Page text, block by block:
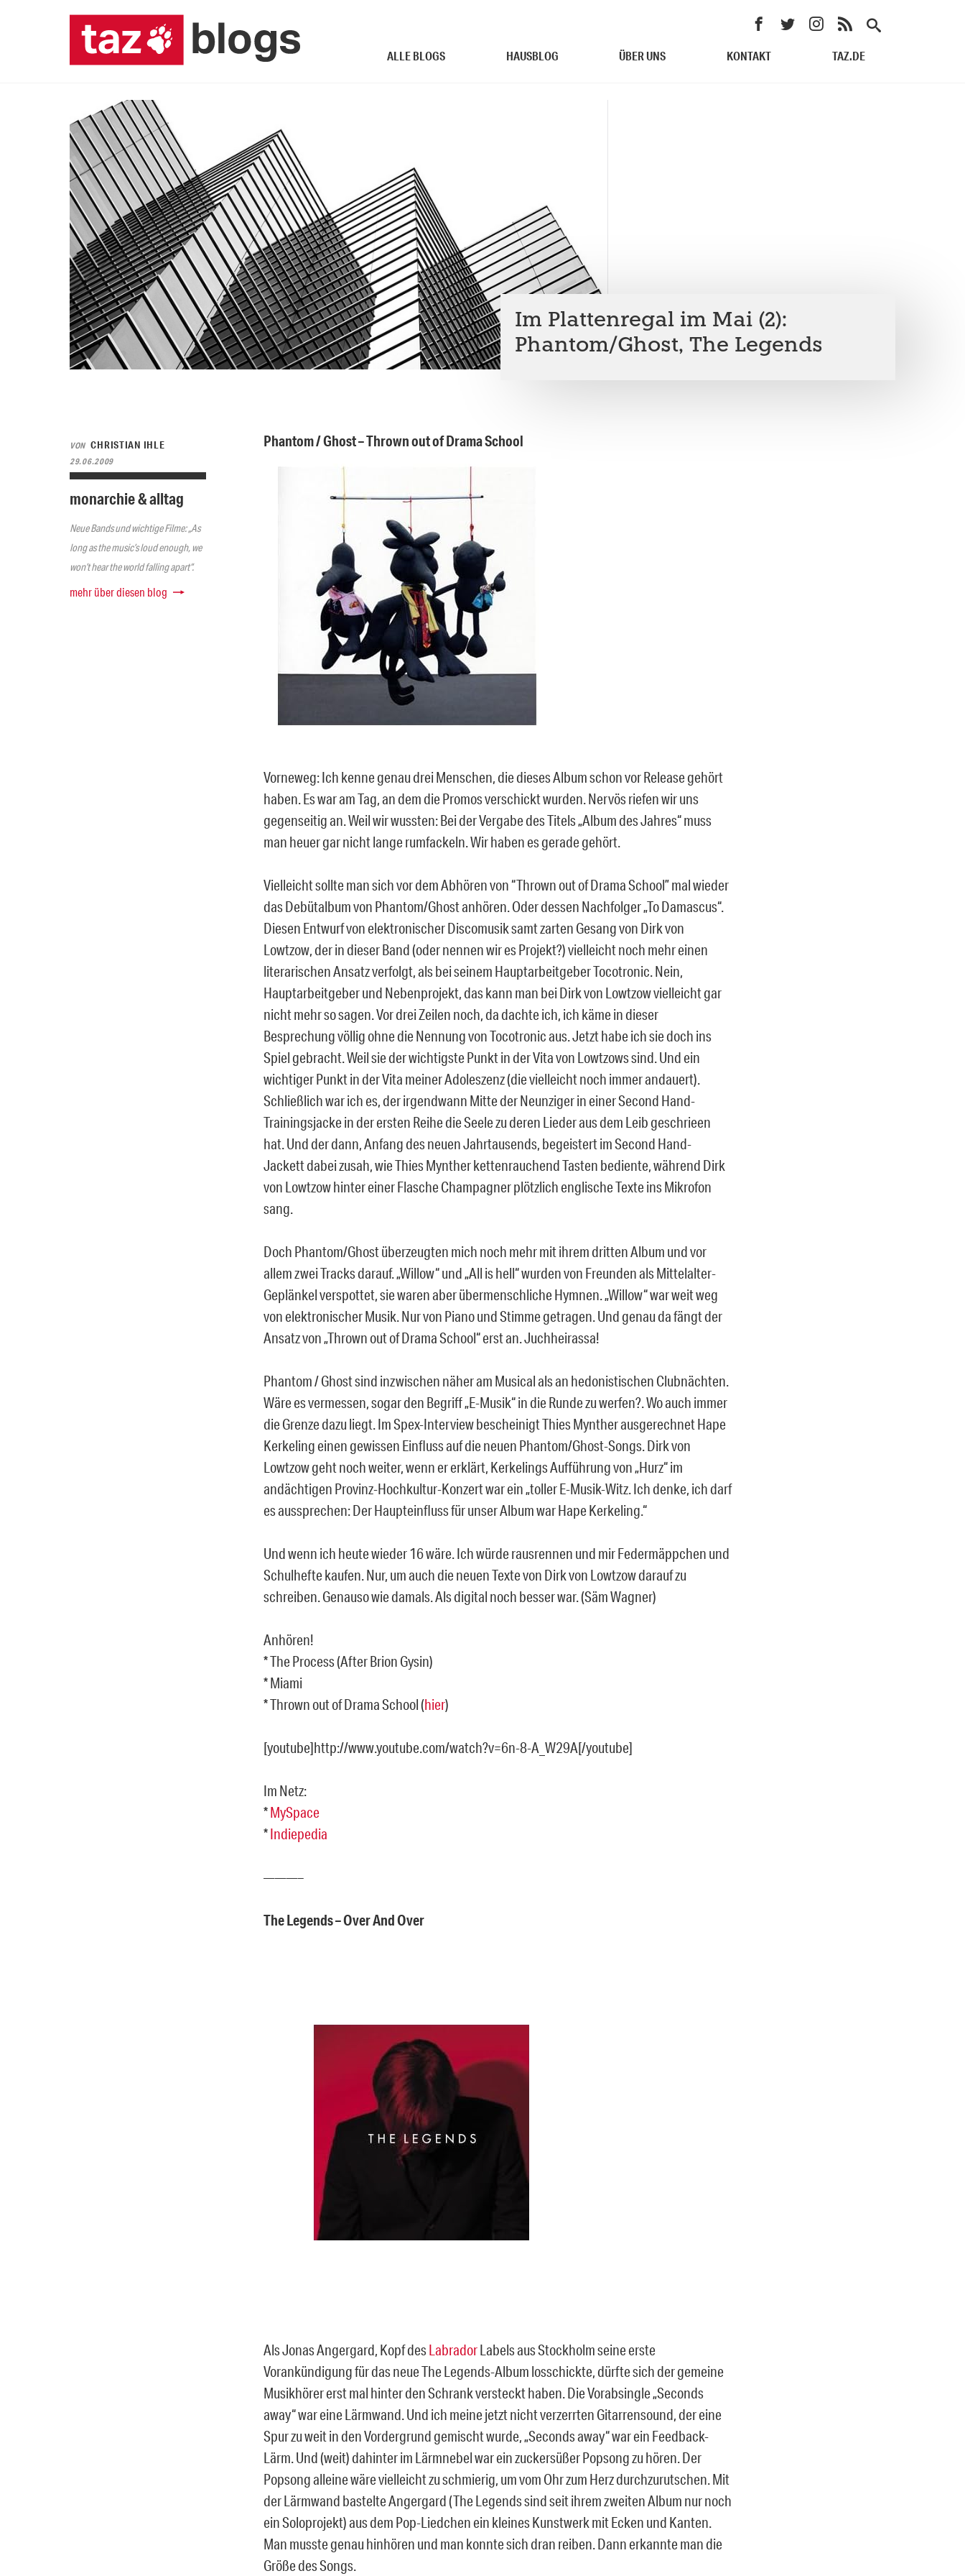
ALLE BLOGS HAUSBLOG ÜBER UNS KONTAKT TAZ.DE
Im Plattenregal im Mai (2):
Phantom/Ghost, The Legends
VON CHRISTIAN IHLE
29.06.2009
monarchie & alltag
Neue Bands und wichtige Filme: „As
long as the music’s loud enough, we
won’t hear the world falling apart“.
mehr über diesen blog
Phantom / Ghost – Thrown out of Drama School
Vorneweg: Ich kenne genau drei Menschen, die dieses Album schon vor Release gehört
haben. Es war am Tag, an dem die Promos verschickt wurden. Nervös riefen wir uns
gegenseitig an. Weil wir wussten: Bei der Vergabe des Titels „Album des Jahres“ muss
man heuer gar nicht lange rumfackeln. Wir haben es gerade gehört.
Vielleicht sollte man sich vor dem Abhören von “Thrown out of Drama School” mal wieder
das Debütalbum von Phantom/Ghost anhören. Oder dessen Nachfolger „To Damascus“.
Diesen Entwurf von elektronischer Discomusik samt zarten Gesang von Dirk von
Lowtzow, der in dieser Band (oder nennen wir es Projekt?) vielleicht noch mehr einen
literarischen Ansatz verfolgt, als bei seinem Hauptarbeitgeber Tocotronic. Nein,
Hauptarbeitgeber und Nebenprojekt, das kann man bei Dirk von Lowtzow vielleicht gar
nicht mehr so sagen. Vor drei Zeilen noch, da dachte ich, ich käme in dieser
Besprechung völlig ohne die Nennung von Tocotronic aus. Jetzt habe ich sie doch ins
Spiel gebracht. Weil sie der wichtigste Punkt in der Vita von Lowtzows sind. Und ein
wichtiger Punkt in der Vita meiner Adoleszenz (die vielleicht noch immer andauert).
Schließlich war ich es, der irgendwann Mitte der Neunziger in einer Second Hand-
Trainingsjacke in der ersten Reihe die Seele zu deren Lieder aus dem Leib geschrieen
hat. Und der dann, Anfang des neuen Jahrtausends, begeistert im Second Hand-
Jackett dabei zusah, wie Thies Mynther kettenrauchend Tasten bediente, während Dirk
von Lowtzow hinter einer Flasche Champagner plötzlich englische Texte ins Mikrofon
sang.
Doch Phantom/Ghost überzeugten mich noch mehr mit ihrem dritten Album und vor
allem zwei Tracks darauf. „Willow“ und „All is hell“ wurden von Freunden als Mittelalter-
Geplänkel verspottet, sie waren aber übermenschliche Hymnen. „Willow“ war weit weg
von elektronischer Musik. Nur von Piano und Stimme getragen. Und genau da fängt der
Ansatz von „Thrown out of Drama School“ erst an. Juchheirassa!
Phantom / Ghost sind inzwischen näher am Musical als an hedonistischen Clubnächten.
Wäre es vermessen, sogar den Begriff „E-Musik“ in die Runde zu werfen?. Wo auch immer
die Grenze dazu liegt. Im Spex-Interview bescheinigt Thies Mynther ausgerechnet Hape
Kerkeling einen gewissen Einfluss auf die neuen Phantom/Ghost-Songs. Dirk von
Lowtzow geht noch weiter, wenn er erklärt, Kerkelings Aufführung von „Hurz“ im
andächtigen Provinz-Hochkultur-Konzert war ein „toller E-Musik-Witz. Ich denke, ich darf
es aussprechen: Der Haupteinfluss für unser Album war Hape Kerkeling.“
Und wenn ich heute wieder 16 wäre. Ich würde rausrennen und mir Federmäppchen und
Schulhefte kaufen. Nur, um auch die neuen Texte von Dirk von Lowtzow darauf zu
schreiben. Genauso wie damals. Als digital noch besser war. (Säm Wagner)
Anhören!
* The Process (After Brion Gysin)
* Miami
* Thrown out of Drama School (hier)
[youtube]http://www.youtube.com/watch?v=6n-8-A_W29A[/youtube]
Im Netz:
*MySpace
*Indiepedia
———–
The Legends – Over And Over
Als Jonas Angergard, Kopf desLabradorLabels aus Stockholm seine erste
Vorankündigung für das neue The Legends-Album losschickte, dürfte sich der gemeine
Musikhörer erst mal hinter den Schrank versteckt haben. Die Vorabsingle „Seconds
away“ war eine Lärmwand. Und ich meine jetzt nicht verzerrten Gitarrensound, der eine
Spur zu weit in den Vordergrund gemischt wurde, „Seconds away“ war ein Feedback-
Lärm. Und (weit) dahinter im Lärmnebel war ein zuckersüßer Popsong zu hören. Der
Popsong alleine wäre vielleicht zu schmierig, um vom Ohr zum Herz durchzurutschen. Mit
der Lärmwand bastelte Angergard (The Legends sind seit ihrem zweiten Album nur noch
ein Soloprojekt) aus dem Pop-Liedchen ein kleines Kunstwerk mit Ecken und Kanten.
Man musste genau hinhören und man konnte sich dran reiben. Dann erkannte man die
Größe des Songs.